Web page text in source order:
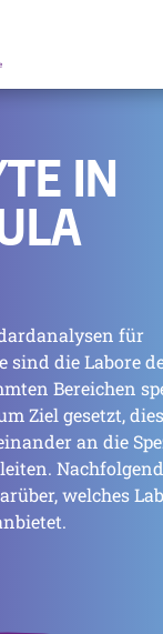
IN
für
sind die Labore
Bereichen
Ziel gesetzt,
an die
welches